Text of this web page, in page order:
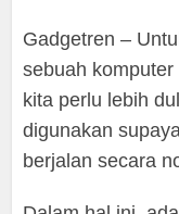
Gadgetren –
sebuah
kita perlu lebih
digunakan
berjalan secara